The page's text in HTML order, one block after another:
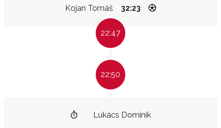
Kojan Tomáš 32:23
22:47
22:50
Lukács Dominik